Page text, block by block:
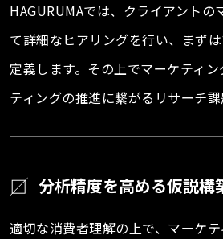
HAGURUMAでは、クライアント
て詳細なヒアリングを行い、まず
定義します。その上でマーケティ
ティングの推進に繋がるリサーチ課
分析精度を高める仮説構
適切な消費者理解の上で、マーケ